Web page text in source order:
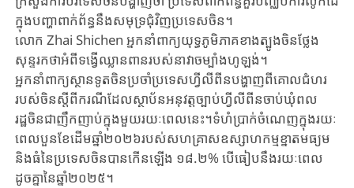
ក្នុង​បញ្ហា​ពាក់​ព័ន្ធ​នឹងសមុទ្រ​ជុំ​វិញ​​ប្រទេស​ចិន​។
លោក ​Zhai Shichen អ្នក​នាំ​ពាក្យយុទ្ធភូមិភាគខាងត្បូង​ចិន​ថ្លែង​
សុន្ទរកថា​អំពី​ទង្វើ​ឈ្លាន​ពាន​របស់​នាវា​ចម្បាំងហូឡង់​។
អ្នកនាំពាក្យស្ថានទូតចិនប្រចាំប្រទេសហ្វីលីពីនបង្ហាញពីគោលជំហរ
របស់ចិនស្តីពីករណីដែលស្ថាប័នអនុវត្តច្បាប់ហ្វីលីពីនចាប់ឃុំពល
រដ្ឋចិនជាញឹកញាប់ក្នុងមួយរយៈពេលនេះ។ទំហំប្រាក់ចំណេញក្នុងរយៈ
ពេលបួនខែដើមឆ្នាំ២០២៦របស់សហគ្រាសឧស្សាហកម្មខ្នាតមធ្យម
និងធំនៃ​ប្រទេស​ចិនបានកើនឡើង ១៨.២% បើធៀបនឹងរយៈពេល
ដូចគ្នានៃឆ្នាំ២០២៥។